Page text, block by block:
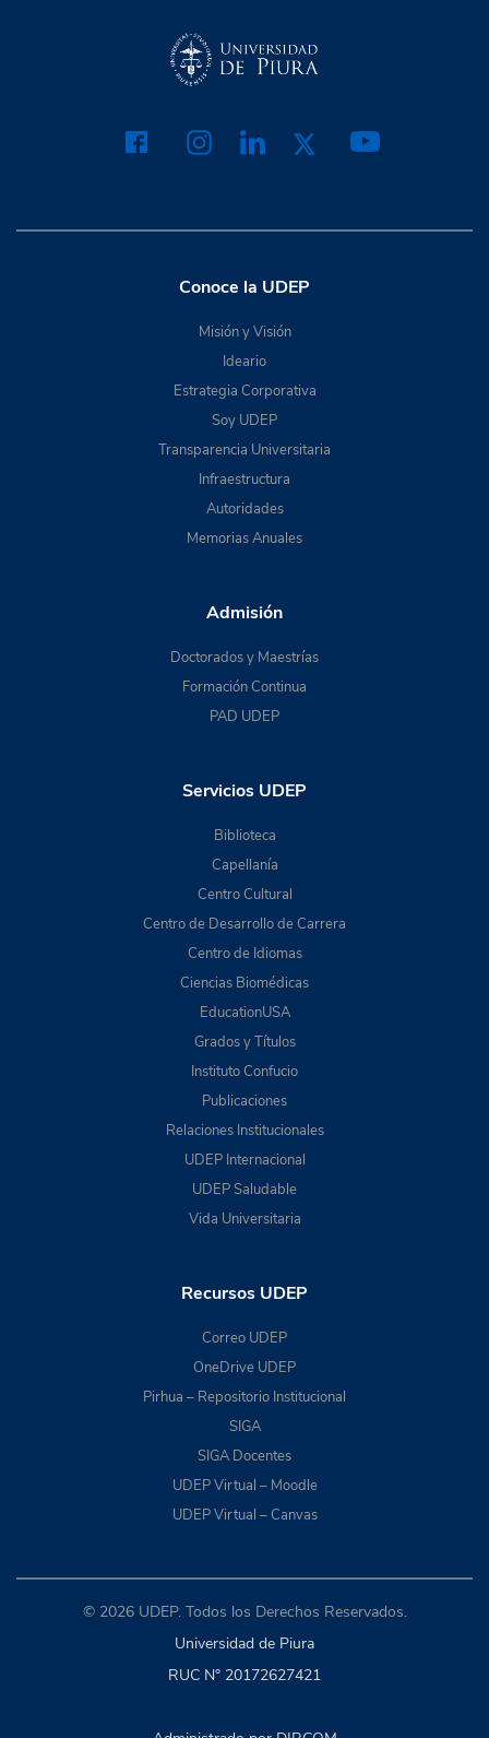
Conoce la UDEP
Misión y Visión
Ideario
Estrategia Corporativa
Soy UDEP
Transparencia Universitaria
Infraestructura
Autoridades
Memorias Anuales
Admisión
Doctorados y Maestrías
Formación Continua
PAD UDEP
Servicios UDEP
Biblioteca
Capellanía
Centro Cultural
Centro de Desarrollo de Carrera
Centro de Idiomas
Ciencias Biomédicas
EducationUSA
Grados y Títulos
Instituto Confucio
Publicaciones
Relaciones Institucionales
UDEP Internacional
UDEP Saludable
Vida Universitaria
Recursos UDEP
Correo UDEP
OneDrive UDEP
Pirhua – Repositorio Institucional
SIGA
SIGA Docentes
UDEP Virtual – Moodle
UDEP Virtual – Canvas
© 2026 UDEP. Todos los Derechos Reservados.
Universidad de Piura
RUC N° 20172627421